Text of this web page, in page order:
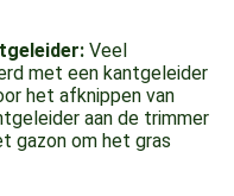
Veel
met een kantgeleider
het afknippen van
aan de trimmer
gazon om het gras